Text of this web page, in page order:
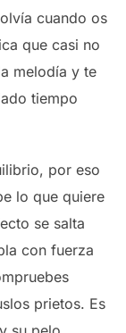
cuando os
que casi no
melodía y te
tiempo
por eso
lo que quiere
se salta
con fuerza
prietos. Es